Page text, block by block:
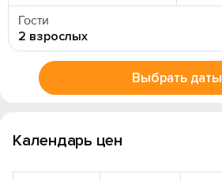
Гости
2 взрослых
Выбрать даты
Календарь цен